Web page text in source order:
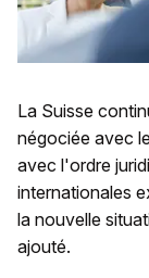
La Suisse
négociée avec
avec l'ordre
internationales
la nouvelle
ajouté.